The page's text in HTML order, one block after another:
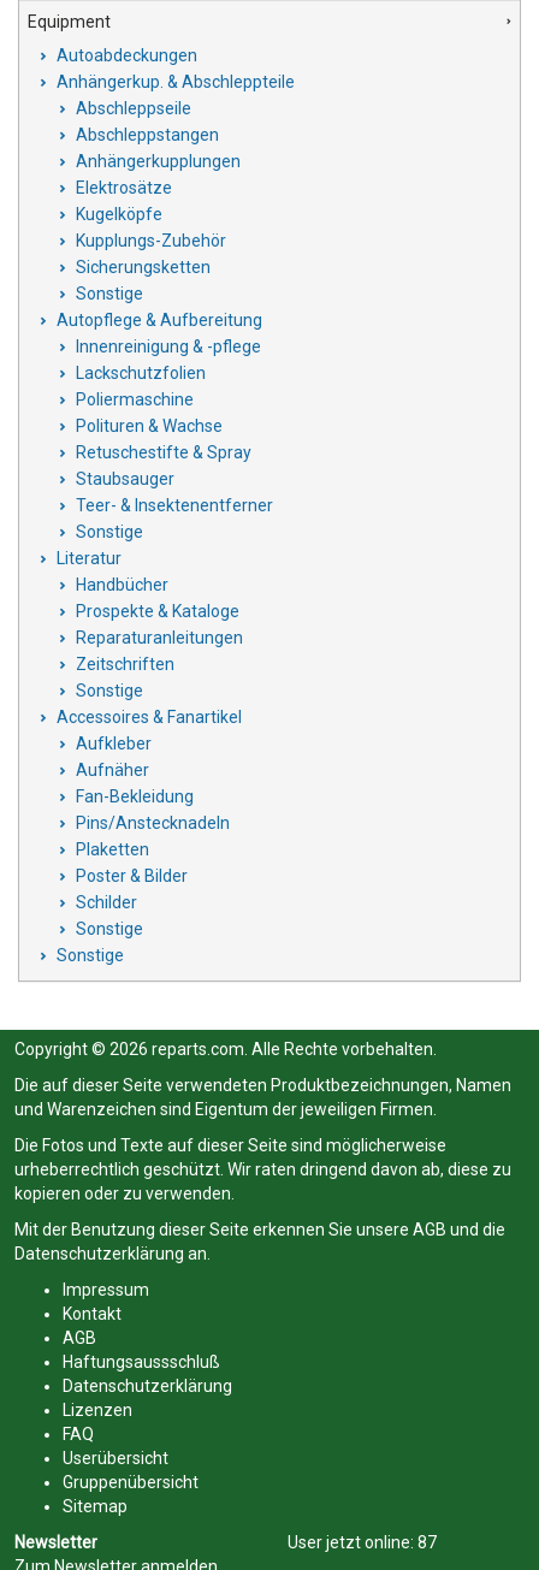
Equipment
Autoabdeckungen
Anhängerkup. & Abschleppteile
Abschleppseile
Abschleppstangen
Anhängerkupplungen
Elektrosätze
Kugelköpfe
Kupplungs-Zubehör
Sicherungsketten
Sonstige
Autopflege & Aufbereitung
Innenreinigung & -pflege
Lackschutzfolien
Poliermaschine
Polituren & Wachse
Retuschestifte & Spray
Staubsauger
Teer- & Insektenentferner
Sonstige
Literatur
Handbücher
Prospekte & Kataloge
Reparaturanleitungen
Zeitschriften
Sonstige
Accessoires & Fanartikel
Aufkleber
Aufnäher
Fan-Bekleidung
Pins/Anstecknadeln
Plaketten
Poster & Bilder
Schilder
Sonstige
Sonstige
Copyright © 2026 reparts.com. Alle Rechte vorbehalten.
Die auf dieser Seite verwendeten Produktbezeichnungen, Namen
und Warenzeichen sind Eigentum der jeweiligen Firmen.
Die Fotos und Texte auf dieser Seite sind möglicherweise
urheberrechtlich geschützt. Wir raten dringend davon ab, diese zu
kopieren oder zu verwenden.
Mit der Benutzung dieser Seite erkennen Sie unsere AGB und die
Datenschutzerklärung an.
Impressum
Kontakt
AGB
Haftungsaussschluß
Datenschutzerklärung
Lizenzen
FAQ
Userübersicht
Gruppenübersicht
Sitemap
Newsletter
User jetzt online: 87